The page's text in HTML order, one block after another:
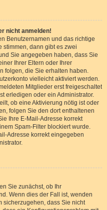
nicht anmelden!
Benutzernamen und das richtige
stimmen, dann gibt es zwei
Sie angegeben haben, dass Sie
Ihrer Eltern oder Ihrer
folgen, die Sie erhalten haben.
vielleicht aktiviert werden.
Mitglieder erst freigeschaltet
erledigen oder ein Administrator.
ob eine Aktivierung nötig ist oder
folgen Sie den dort enthaltenen
Ihre E-Mail-Adresse korrekt
Spam-Filter blockiert wurde.
Adresse korrekt eingegeben
Sie zunächst, ob Ihr
Wenn dies der Fall ist, wenden
sicherzugehen, dass Sie nicht